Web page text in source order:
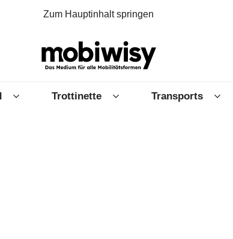
Zum Hauptinhalt springen
Trottinette Transports